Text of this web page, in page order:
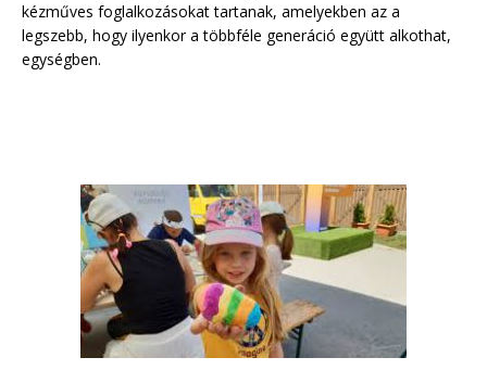
kézműves foglalkozásokat tartanak, amelyekben az a
legszebb, hogy ilyenkor a többféle generáció együtt alkothat,
egységben.